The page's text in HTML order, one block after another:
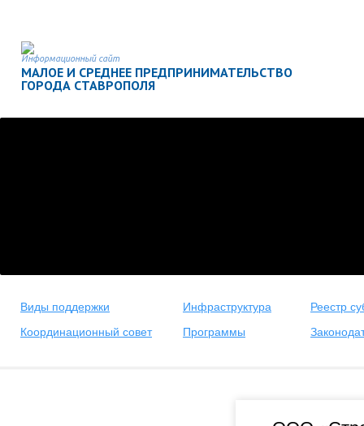
Информационный сайт
МАЛОЕ И СРЕДНЕЕ ПРЕДПРИНИМАТЕЛЬСТВО
ГОРОДА СТАВРОПОЛЯ
Виды поддержки Инфраструктура
Реестр
Координационный совет
Программы